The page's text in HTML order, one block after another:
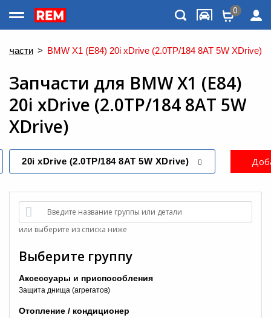
Каталог товаров
Меню
0
> BMW X1 (E84) 20i xDrive (2.0TP/184 8AT 5W XDrive)
Запчасти для BMW X1 (E84)
20i xDrive (2.0TP/184 8AT 5W
XDrive)
20i xDrive (2.0TP/184 8AT 5W XDrive)
Введите название группы или детали
или выберите из списка ниже
Выберите группу
Аксессуары и приспособления
Защита днища (агрегатов)
Отопление / кондиционер